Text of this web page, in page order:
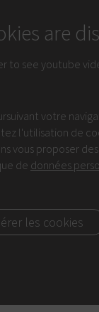
are
to see youtube
votre
l'utilisation de
vous proposer
de données
les cookies